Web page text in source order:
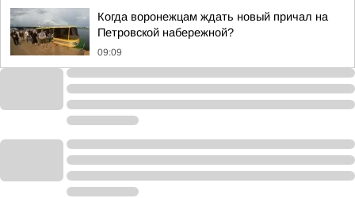
Когда воронежцам ждать новый причал на
Петровской набережной?
09:09